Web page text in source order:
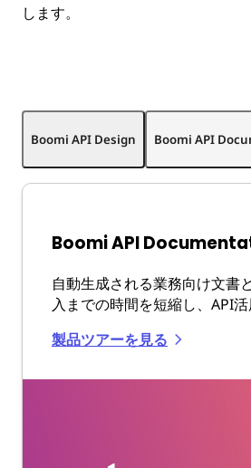
します。
Boomi API Design Boomi API
Boomi API
自動生成される業務向け文書
入までの時間を短縮し、API
製品ツアーを見る